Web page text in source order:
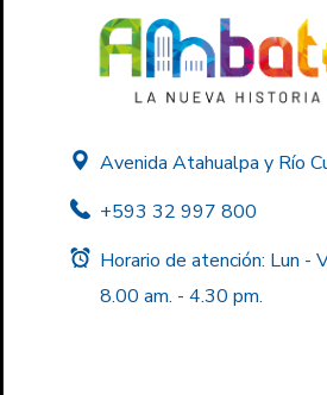
Avenida Atahualpa y Río
+593 32 997 800
Horario de atención: Lun -
8.00 am. - 4.30 pm.